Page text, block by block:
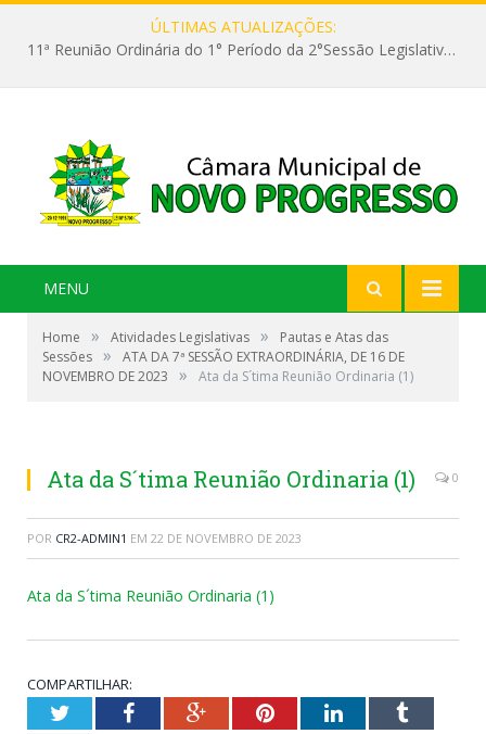
ÚLTIMAS ATUALIZAÇÕES:
11ª Reunião Ordinária do 1° Período da 2°Sessão Legislativa da 9ª Legislatura do Poder Legislativo
MENU
Home » Atividades Legislativas »
Pautas e Atas das
Sessões »
ATA DA 7ª SESSÃO EXTRAORDINÁRIA, DE 16 DE
NOVEMBRO DE 2023
» Ata da S´tima Reunião Ordinaria (1)
Ata da S´tima Reunião Ordinaria (1) 0
POR CR2-ADMIN1 EM 22 DE NOVEMBRO DE 2023
Ata da S´tima Reunião Ordinaria (1)
COMPARTILHAR:
TwitterFacebookGoogle+PinterestLinkedInTumblr